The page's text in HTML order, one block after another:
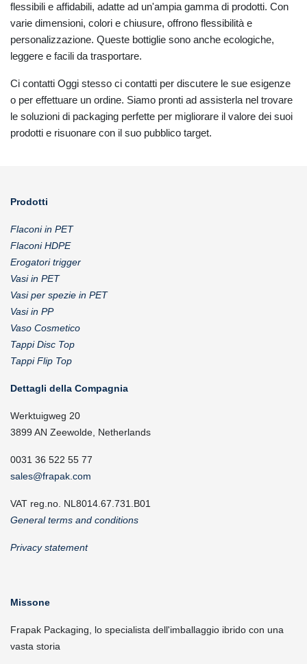
flessibili e affidabili, adatte ad un'ampia gamma di prodotti. Con
varie dimensioni, colori e chiusure, offrono flessibilità e
personalizzazione. Queste bottiglie sono anche ecologiche,
leggere e facili da trasportare.
Ci contatti Oggi stesso ci contatti per discutere le sue esigenze
o per effettuare un ordine. Siamo pronti ad assisterla nel trovare
le soluzioni di packaging perfette per migliorare il valore dei suoi
prodotti e risuonare con il suo pubblico target.
Prodotti
Flaconi in PET
Flaconi HDPE
Erogatori trigger
Vasi in PET
Vasi per spezie in PET
Vasi in PP
Vaso Cosmetico
Tappi Disc Top
Tappi Flip Top
Dettagli della Compagnia
Werktuigweg 20
3899 AN Zeewolde, Netherlands
0031 36 522 55 77
sales@frapak.com
VAT reg.no. NL8014.67.731.B01
General terms and conditions
Privacy statement
Missone
Frapak Packaging, lo specialista dell'imballaggio ibrido con una
vasta storia